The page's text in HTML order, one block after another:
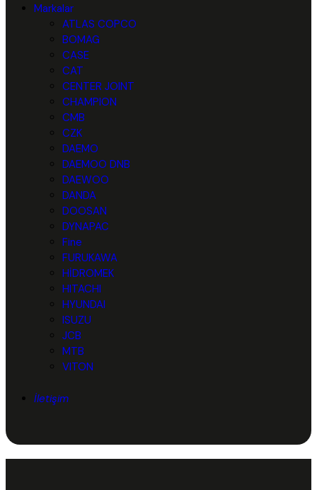
Markalar
ATLAS COPCO
BOMAG
CASE
CAT
CENTER JOINT
CHAMPION
CMB
CZK
DAEMO
DAEMOO DNB
DAEWOO
DANDA
DOOSAN
DYNAPAC
Fine
FURUKAWA
HİDROMEK
HITACHI
HYUNDAI
ISUZU
JCB
MTB
VITON
İletişim